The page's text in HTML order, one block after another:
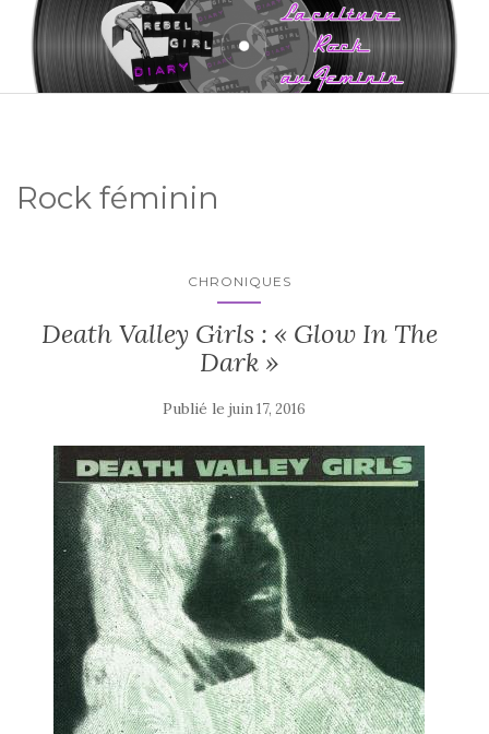
Rock féminin
CHRONIQUES
Death Valley Girls : « Glow In The
Dark »
Publié le juin 17, 2016